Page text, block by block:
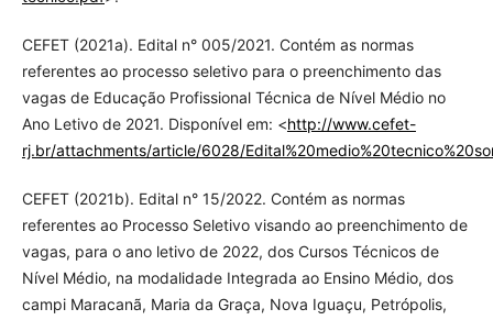
CEFET (2021a). Edital n° 005/2021. Contém as normas
referentes ao processo seletivo para o preenchimento das
vagas de Educação Profissional Técnica de Nível Médio no
Ano Letivo de 2021. Disponível em: <http://www.cefet-
rj.br/attachments/article/6028/
CEFET (2021b). Edital n° 15/2022. Contém as normas
referentes ao Processo Seletivo visando ao preenchimento de
vagas, para o ano letivo de 2022, dos Cursos Técnicos de
Nível Médio, na modalidade Integrada ao Ensino Médio, dos
campi Maracanã, Maria da Graça, Nova Iguaçu, Petrópolis,